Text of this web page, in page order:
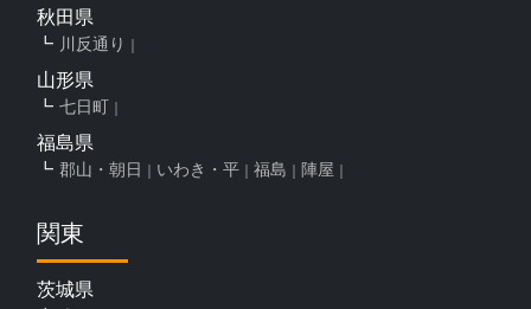
秋田県
川反通り
山形県
七日町
福島県
郡山・朝日 いわき・平 福島 陣屋
関東
茨城県